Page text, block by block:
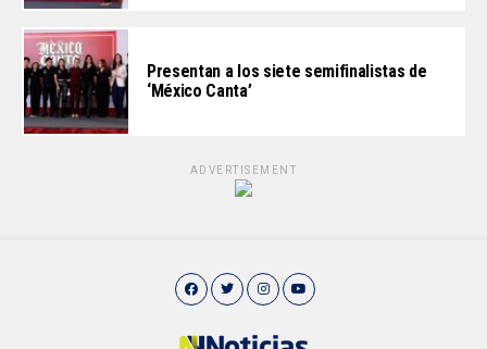
Presentan a los siete semifinalistas de
‘México Canta’
ADVERTISEMENT